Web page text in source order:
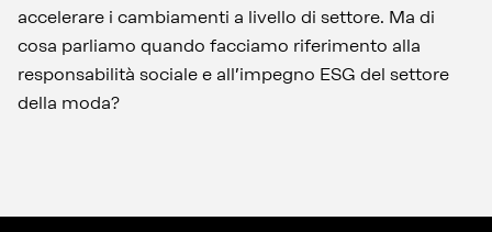
accelerare i cambiamenti a livello di settore. Ma di
cosa parliamo quando facciamo riferimento alla
responsabilità sociale e all’impegno ESG del settore
della moda?